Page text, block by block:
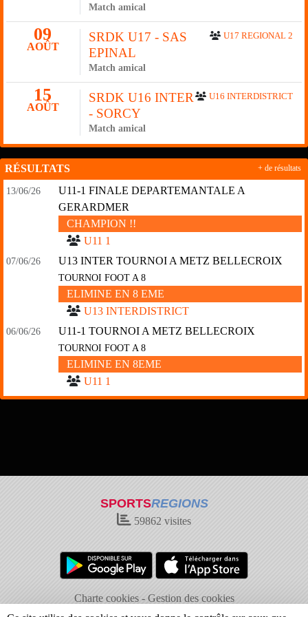
Match amical
09
AOÛT
U17 REGIONAL 2
SRDK U17 - SAS
EPINAL
Match amical
15
AOÛT
U16 INTERDISTRICT
SRDK U16 INTER
- SORCY
Match amical
RÉSULTATS
13/06/26
U11-1 FINALE DEPARTEMANTALE A
GERARDMER
CHAMPION !!
U11 1
07/06/26 U13 INTER TOURNOI A METZ BELLECROIX
TOURNOI FOOT A 8
ELIMINE EN 8 EME
U13 INTERDISTRICT
06/06/26 U11-1 TOURNOI A METZ BELLECROIX
TOURNOI FOOT A 8
ELIMINE EN 8EME
U11 1
+ de résultats
SPORTSREGIONS
59862 visites
Charte cookies
Gestion des cookies
Informations légales
Signaler un contenu inapproprié